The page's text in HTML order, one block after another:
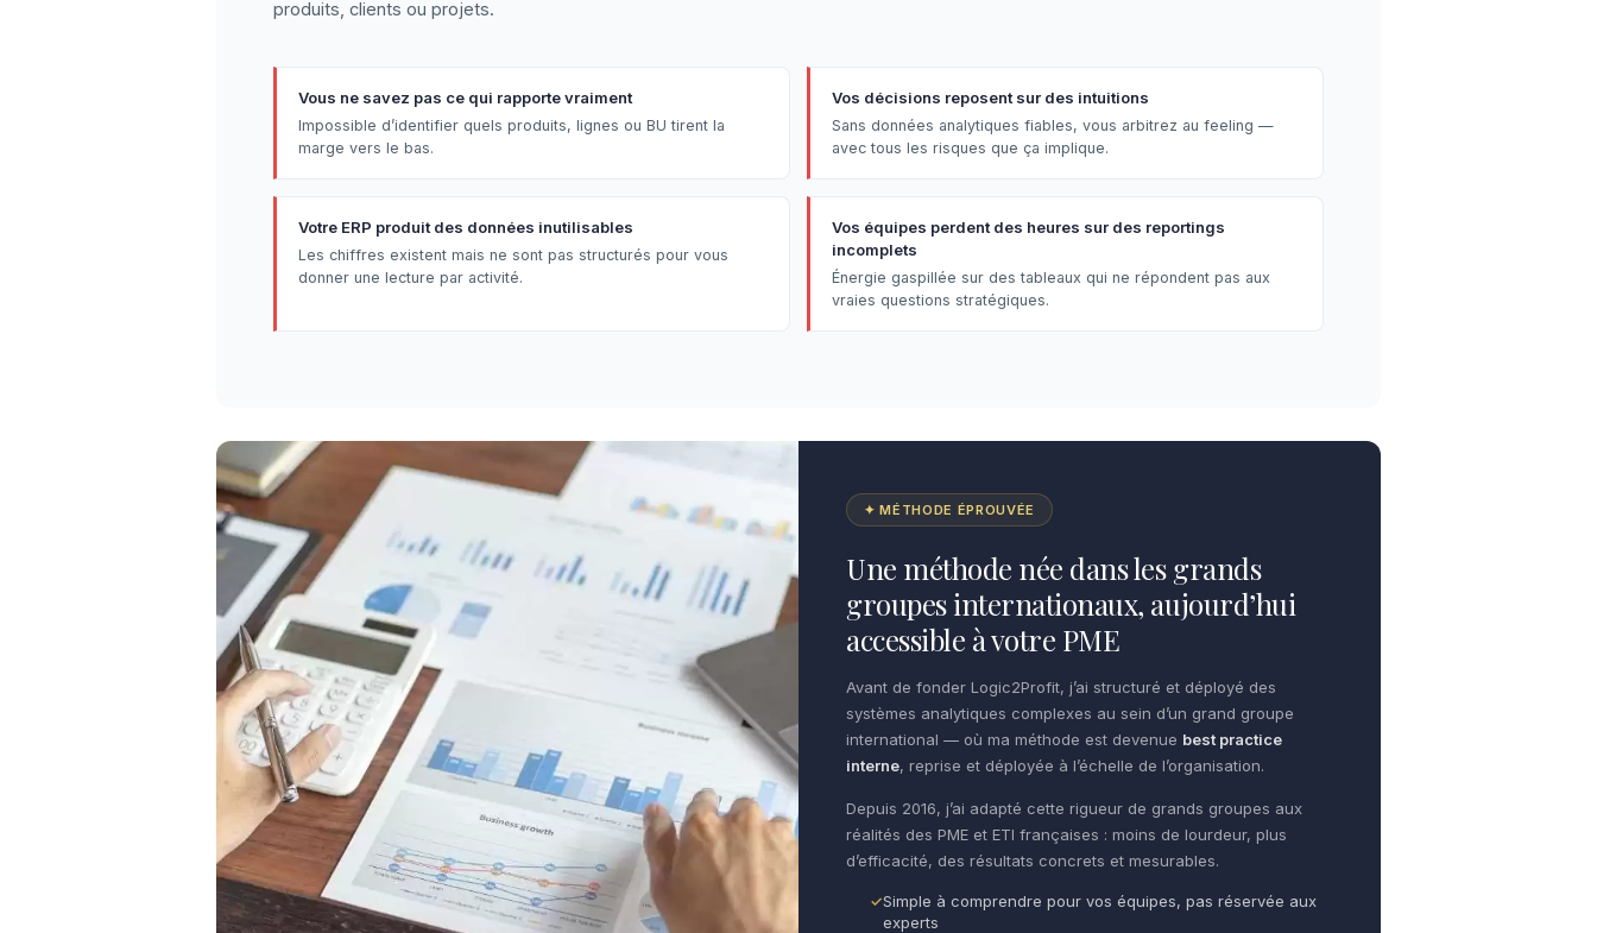
produits, clients ou projets.
Vous ne savez pas ce qui rapporte vraiment
Impossible d’identifier quels produits, lignes ou BU tirent la
marge vers le bas.
Vos décisions reposent sur des intuitions
Sans données analytiques fiables, vous arbitrez au feeling —
avec tous les risques que ça implique.
Votre ERP produit des données inutilisables
Les chiffres existent mais ne sont pas structurés pour vous
donner une lecture par activité.
Vos équipes perdent des heures sur des reportings
incomplets
Énergie gaspillée sur des tableaux qui ne répondent pas aux
vraies questions stratégiques.
✦ MÉTHODE ÉPROUVÉE
Une méthode née dans les grands
groupes internationaux, aujourd’hui
accessible à votre PME
Avant de fonder Logic2Profit, j’ai structuré et déployé des
systèmes analytiques complexes au sein d’un grand groupe
international — où ma méthode est devenue best practice
interne, reprise et déployée à l’échelle de l’organisation.
Depuis 2016, j’ai adapté cette rigueur de grands groupes aux
réalités des PME et ETI françaises : moins de lourdeur, plus
d’efficacité, des résultats concrets et mesurables.
Simple à comprendre pour vos équipes, pas réservée aux
experts